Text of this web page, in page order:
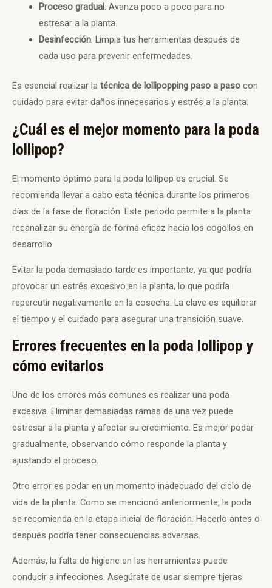
Proceso gradual : Avanza poco a poco para no
estresar a la planta.
Desinfección: Limpia tus herramientas después de
cada uso para prevenir enfermedades.
Es esencial realizar la técnica de lollipopping paso a paso con
cuidado para evitar daños innecesarios y estrés a la planta.
¿Cuál es el mejor momento para la poda
lollipop?
El momento óptimo para la poda lollipop es crucial. Se
recomienda llevar a cabo esta técnica durante los primeros
días de la fase de floración. Este periodo permite a la planta
recanalizar su energía de forma eficaz hacia los cogollos en
desarrollo.
Evitar la poda demasiado tarde es importante, ya que podría
provocar un estrés excesivo en la planta, lo que podría
repercutir negativamente en la cosecha. La clave es equilibrar
el tiempo y el cuidado para asegurar una transición suave.
Errores frecuentes en la poda lollipop y
cómo evitarlos
Uno de los errores más comunes es realizar una poda
excesiva. Eliminar demasiadas ramas de una vez puede
estresar a la planta y afectar su crecimiento. Es mejor podar
gradualmente, observando cómo responde la planta y
ajustando el proceso.
Otro error es podar en un momento inadecuado del ciclo de
vida de la planta. Como se mencionó anteriormente, la poda
se recomienda en la etapa inicial de floración. Hacerlo antes o
después podría tener consecuencias adversas.
Además, la falta de higiene en las herramientas puede
conducir a infecciones. Asegúrate de usar siempre tijeras